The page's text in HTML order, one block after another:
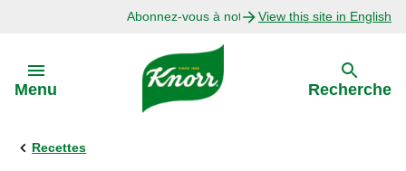
Abonnez-vous à notre infolettreView this site in English
Menu
Précédent
Recherche
Recettes